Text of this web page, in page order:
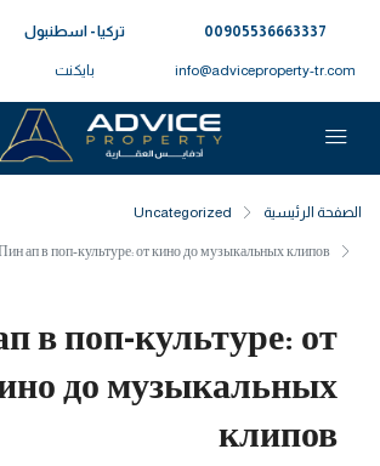
00905536663337⁩
info@adviceproperty-tr.com
تركيا - اسطنبول
بايكنت
الصفحة الرئيسية Uncategorized
ап в поп-культуре: от кино до музыкальных клипов
в поп-культуре: от
до музыкальных
клипов